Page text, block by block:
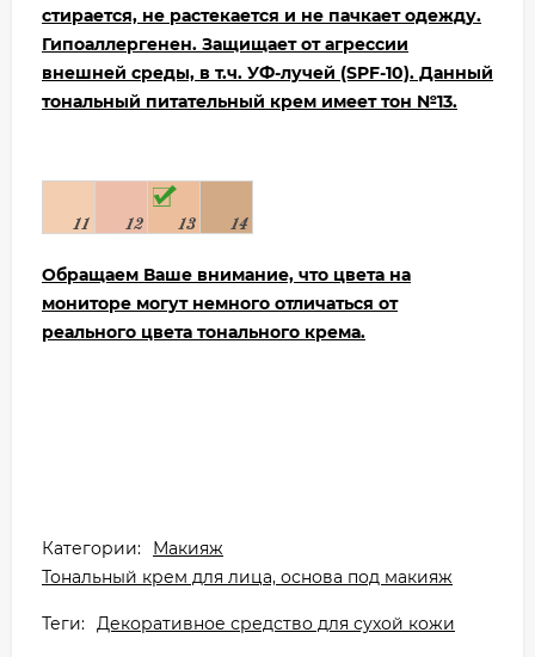
стирается, не растекается и не пачкает одежду.
Гипоаллергенен. Защищает от агрессии
внешней среды, в т.ч. УФ-лучей (SPF-10). Данный
тональный питательный крем имеет тон №13.
Обращаем Ваше внимание, что цвета на
мониторе могут немного отличаться от
реального цвета тонального крема.
Категории:
Макияж
Тональный крем для лица, основа под макияж
Теги: Декоративное средство для сухой кожи